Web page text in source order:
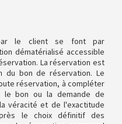
le client se font par
dématérialisé accessible
La réservation est
du bon de réservation. Le
réservation, à compléter
le bon ou la demande de
véracité et de l'exactitude
le choix définitif des